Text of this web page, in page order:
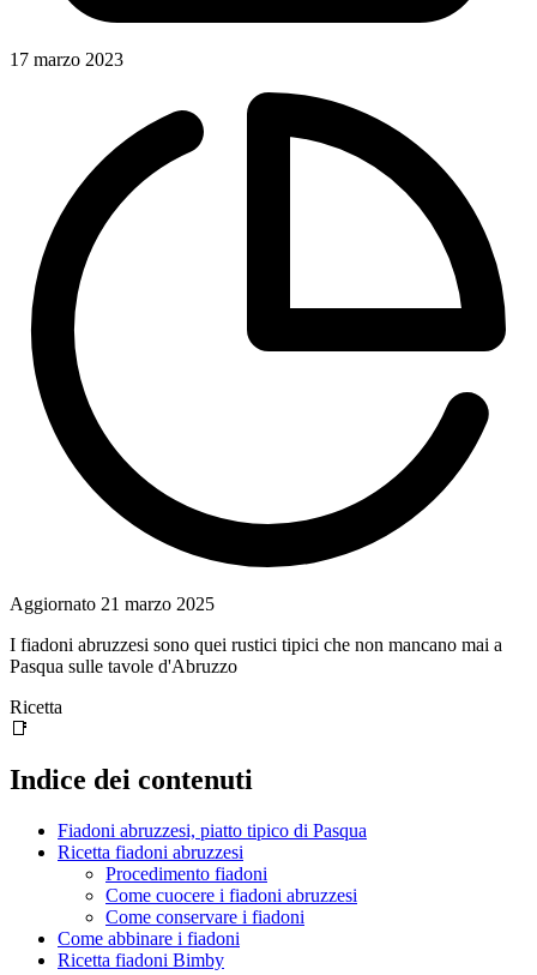
17 marzo 2023
Aggiornato 21 marzo 2025
I fiadoni abruzzesi sono quei rustici tipici che non mancano mai a
Pasqua sulle tavole d'Abruzzo
Ricetta
📑
Indice dei contenuti
Fiadoni abruzzesi, piatto tipico di Pasqua
Ricetta fiadoni abruzzesi
Procedimento fiadoni
Come cuocere i fiadoni abruzzesi
Come conservare i fiadoni
Come abbinare i fiadoni
Ricetta fiadoni Bimby